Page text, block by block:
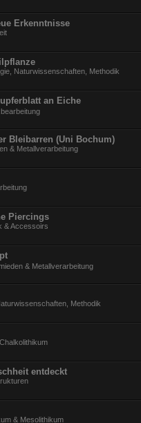
Erkenntnisse
Naturwissenschaften, Methodik
an Eiche
Bleibarren (Uni Bochum)
& Metallverarbeitung
Piercings
& Accessoirs
& Metallverarbeitung
Methodik
entdeckt
& Mesolithikum